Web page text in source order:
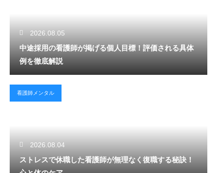
2026.08.05
中途採用の看護師が掲げる個人目標！評価される具体
例を徹底解説
看護師メンタル
2026.08.04
ストレスで休職した看護師が無理なく復職する秘訣！